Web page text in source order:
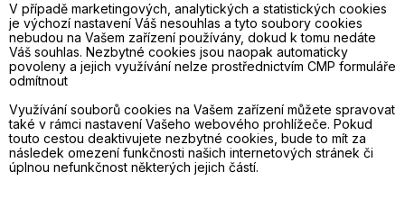
V případě marketingových, analytických a statistických cookies
je výchozí nastavení Váš nesouhlas a tyto soubory cookies
nebudou na Vašem zařízení používány, dokud k tomu nedáte
Váš souhlas. Nezbytné cookies jsou naopak automaticky
povoleny a jejich využívání nelze prostřednictvím CMP formuláře
odmítnout
Využívání souborů cookies na Vašem zařízení můžete spravovat
také v rámci nastavení Vašeho webového prohlížeče. Pokud
touto cestou deaktivujete nezbytné cookies, bude to mít za
následek omezení funkčnosti našich internetových stránek či
úplnou nefunkčnost některých jejich částí.